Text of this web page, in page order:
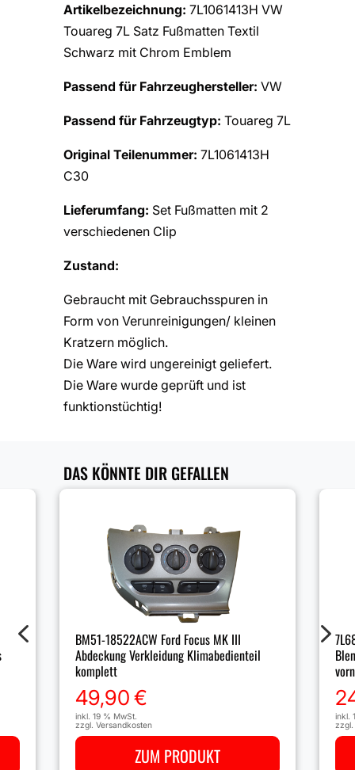
Artikelbezeichnung: 7L1061413H VW
Touareg 7L Satz Fußmatten Textil
Schwarz mit Chrom Emblem
Passend für Fahrzeughersteller: VW
Passend für Fahrzeugtyp: Touareg 7L
Original Teilenummer: 7L1061413H
C30
Lieferumfang: Set Fußmatten mit 2
verschiedenen Clip
Zustand:
Gebraucht mit Gebrauchsspuren in
Form von Verunreinigungen/ kleinen
Kratzern möglich.
Die Ware wird ungereinigt geliefert.
Die Ware wurde geprüft und ist
funktionstüchtig!
DAS KÖNNTE DIR GEFALLEN
BM51-18522ACW Ford Focus MK III
Abdeckung Verkleidung Klimabedienteil
komplett
49,90€
inkl. 19 % MwSt.
zzgl. Versandkosten
ZUM PRODUKT
inkl.
zzgl.
4 5